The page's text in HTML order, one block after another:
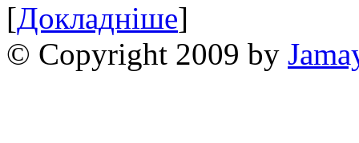
[Докладніше]
© Copyright 2009 by